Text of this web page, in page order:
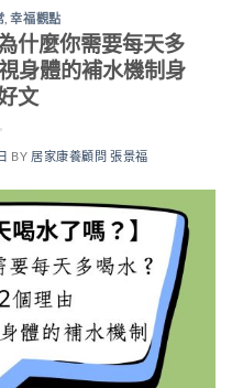
,幸福觀點
什麼你需要每天多
身體的補水機制身
文
BY 居家康養顧問 張景福